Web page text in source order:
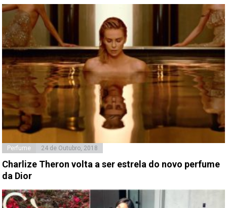
Perfume 24 de Outubro, 2018
Charlize Theron volta a ser estrela do novo perfume
da Dior